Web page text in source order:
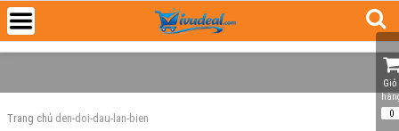
Trang chủ den-doi-dau-lan-bien
Giỏ
0